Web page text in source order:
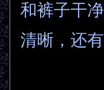
和裤子干
清晰，还